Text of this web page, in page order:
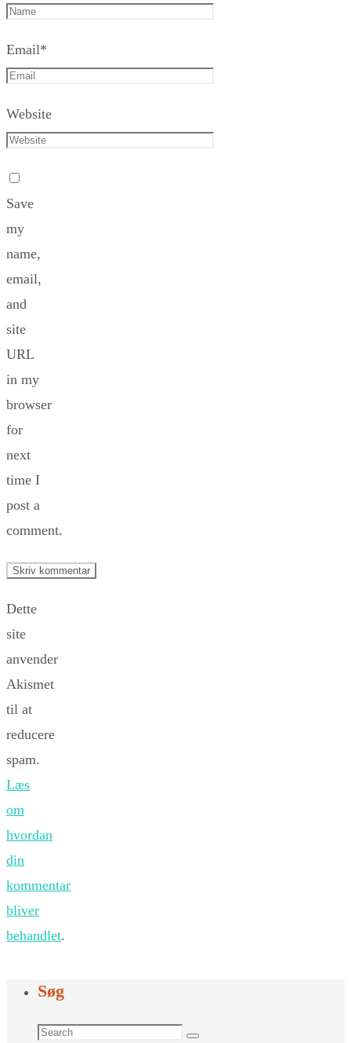
Email*
Website
Save
my
name,
email,
and
site
URL
in my
browser
for
next
time I
post a
comment.
Dette
site
anvender
Akismet
til at
reducere
spam.
Læs
om
hvordan
din
kommentar
bliver
behandlet.
Søg
Search